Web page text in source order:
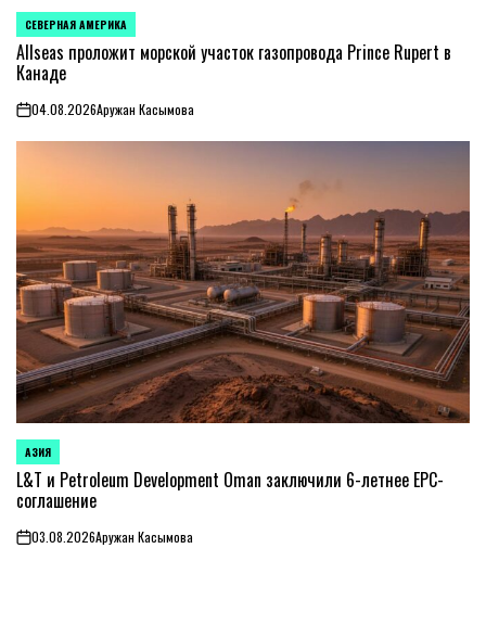
ОПУБЛИКОВАНО
В
СЕВЕРНАЯ АМЕРИКА
Allseas проложит морской участок газопровода Prince Rupert в
Канаде
on04.08.2026Аружан Касымова
ОПУБЛИКОВАНО
В
АЗИЯ
L&T и Petroleum Development Oman заключили 6-летнее EPC-
соглашение
on03.08.2026Аружан Касымова